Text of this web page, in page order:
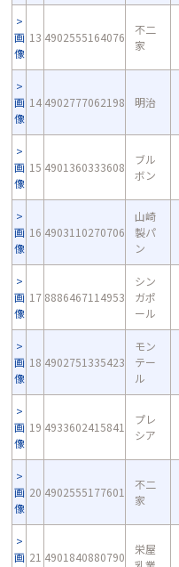
画
像
13 4902555164076
不二
家
画
像
14 4902777062198 明治
画
像
15 4901360333608
ブル
ボン
画
像
16 4903110270706
山崎
製パ
ン
画
像
17 8886467114953
シン
ガポ
ール
画
像
18 4902751335423
モン
テー
ル
画
像
19 4933602415841
プレ
シア
画
像
20 4902555177601
不二
家
画 21 4901840880790
栄屋